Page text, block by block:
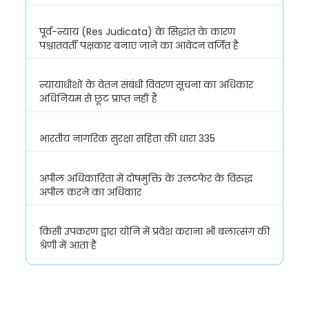
पूर्व-न्याय (Res Judicata) के सिद्धांत के कारण
पश्चातवर्ती पक्षकार बनाए जाने का आवेदन वर्जित है
न्यायाधीशों के वेतन संबंधी विवरण सूचना का अधिकार
अधिनियम से छूट प्राप्त नहीं हैं
भारतीय नागरिक सुरक्षा संहिता की धारा 335
अपील अधिकारिता में दोषमुक्ति के उलटफेर के विरुद्ध
अपील करने का अधिकार
किसी उपकरण द्वारा योनि में प्रवेश कराना भी बलात्संग की
श्रेणी में आता है